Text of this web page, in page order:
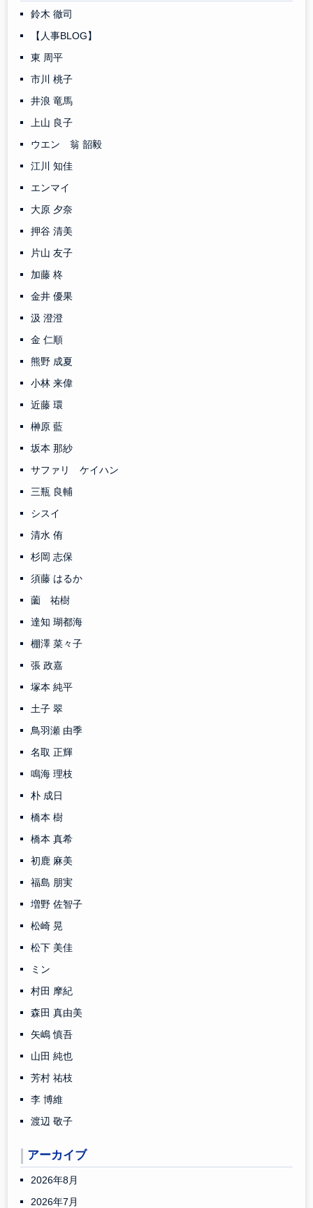
鈴木 徹司
【人事BLOG】
東 周平
市川 桃子
井浪 竜馬
上山 良子
ウエン 翁 韶毅
江川 知佳
エンマイ
大原 夕奈
押谷 清美
片山 友子
加藤 柊
金井 優果
汲 澄澄
金 仁順
熊野 成夏
小林 来偉
近藤 環
榊原 藍
坂本 那紗
サファリ ケイハン
三瓶 良輔
シスイ
清水 侑
杉岡 志保
須藤 はるか
薗 祐樹
達知 瑚都海
棚澤 菜々子
張 政嘉
塚本 純平
土子 翠
鳥羽瀬 由季
名取 正輝
鳴海 理枝
朴 成日
橋本 樹
橋本 真希
初鹿 麻美
福島 朋実
増野 佐智子
松崎 晃
松下 美佳
ミン
村田 摩紀
森田 真由美
矢嶋 慎吾
山田 純也
芳村 祐枝
李 博維
渡辺 敬子
アーカイブ
2026年8月
2026年7月